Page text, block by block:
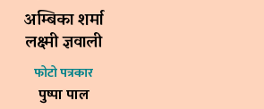
अम्बिका शर्मा
लक्ष्मी ज्ञवाली
फोटो पत्रकार
पुष्पा पाल